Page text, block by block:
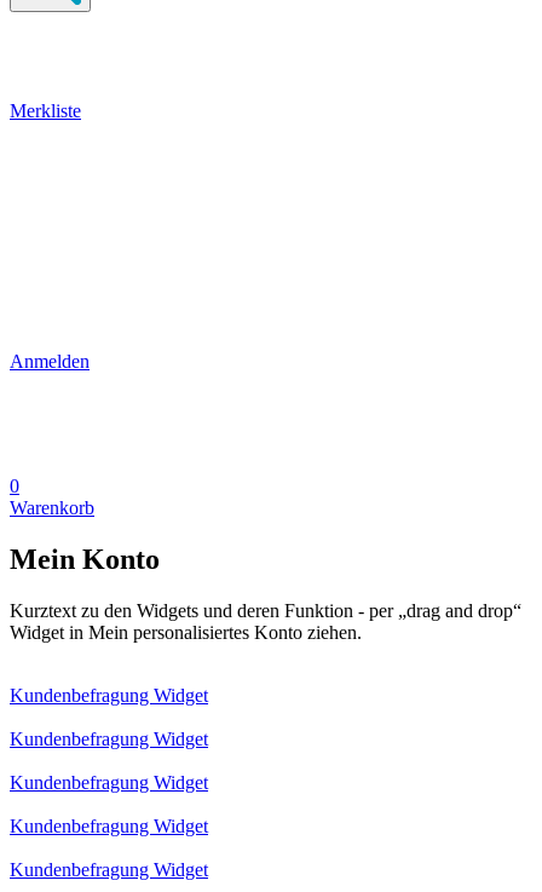
Merkliste
Anmelden
0
Warenkorb
Mein Konto
Kurztext zu den Widgets und deren Funktion - per „drag and drop“
Widget in Mein personalisiertes Konto ziehen.
Kundenbefragung Widget
Kundenbefragung Widget
Kundenbefragung Widget
Kundenbefragung Widget
Kundenbefragung Widget